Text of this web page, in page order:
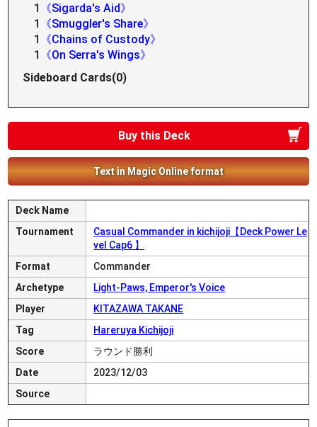
1
《Sigarda's Aid》
1
《Smuggler's Share》
1
《Chains of Custody》
1
《On Serra's Wings》
Sideboard Cards(0)
Buy this Deck
Text in Magic Online format
Deck Name
Tournament
Casual Commander in kichijoji【Deck Power Le
vel Cap6 】
Format
Commander
Archetype
Light-Paws, Emperor's Voice
Player
KITAZAWA TAKANE
Tag
Hareruya Kichijoji
Score
ラウンド勝利
Date
2023/12/03
Source